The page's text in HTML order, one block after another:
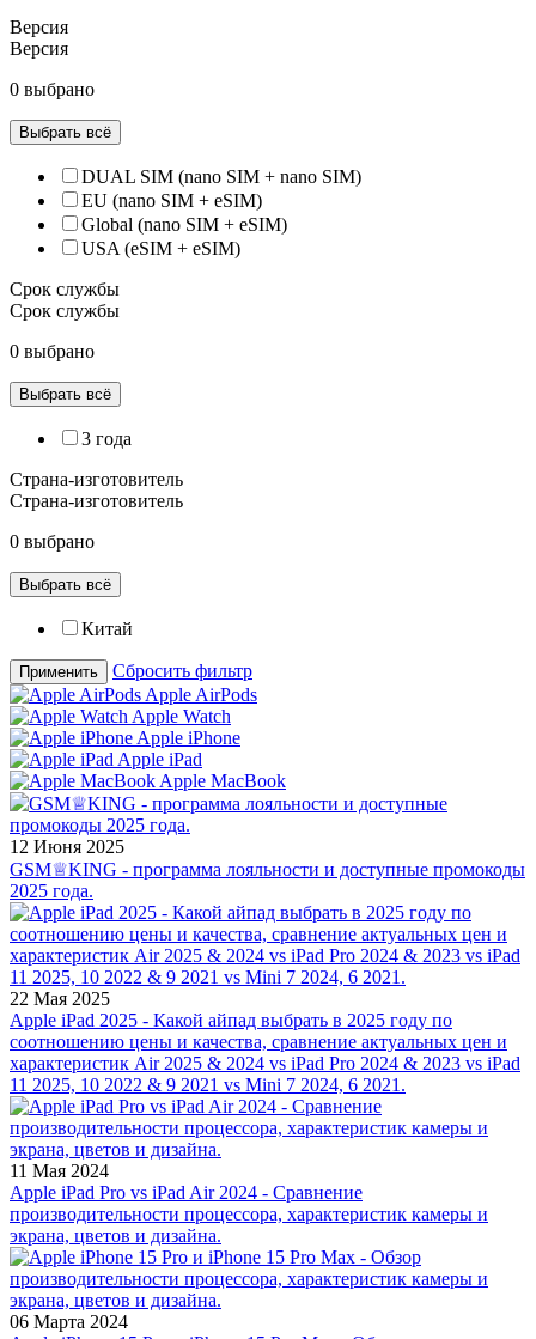
Версия
Версия
0 выбрано
Выбрать всё
DUAL SIM (nano SIM + nano SIM)
EU (nano SIM + eSIM)
Global (nano SIM + eSIM)
USA (eSIM + eSIM)
Срок службы
Срок службы
0 выбрано
Выбрать всё
3 года
Страна-изготовитель
Страна-изготовитель
0 выбрано
Выбрать всё
Китай
Применить
Сбросить фильтр
Apple AirPods
Apple Watch
Apple iPhone
Apple iPad
Apple MacBook
12 Июня 2025
GSM♕KING - программа лояльности и доступные промокоды
2025 года.
22 Мая 2025
Apple iPad 2025 - Какой айпад выбрать в 2025 году по
соотношению цены и качества, сравнение актуальных цен и
характеристик Air 2025 & 2024 vs iPad Pro 2024 & 2023 vs iPad
11 2025, 10 2022 & 9 2021 vs Mini 7 2024, 6 2021.
11 Мая 2024
Apple iPad Pro vs iPad Air 2024 - Сравнение
производительности процессора, характеристик камеры и
экрана, цветов и дизайна.
06 Марта 2024